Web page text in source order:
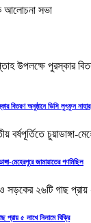
বিতরণ অনুষ্ঠানে ডিসি লুৎফুন নাহার
মেহেরপুরে জামায়াতের গণমিছিল
প্রায় ৫ লাখে নিলামে বিক্রি